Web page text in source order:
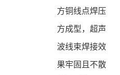
方铜线点焊压
方成型，超声
波线束焊接效
果牢固且不散